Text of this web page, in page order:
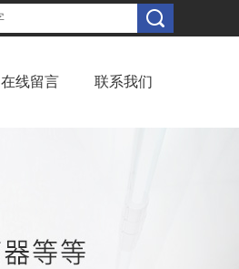
在线留言 联系我们